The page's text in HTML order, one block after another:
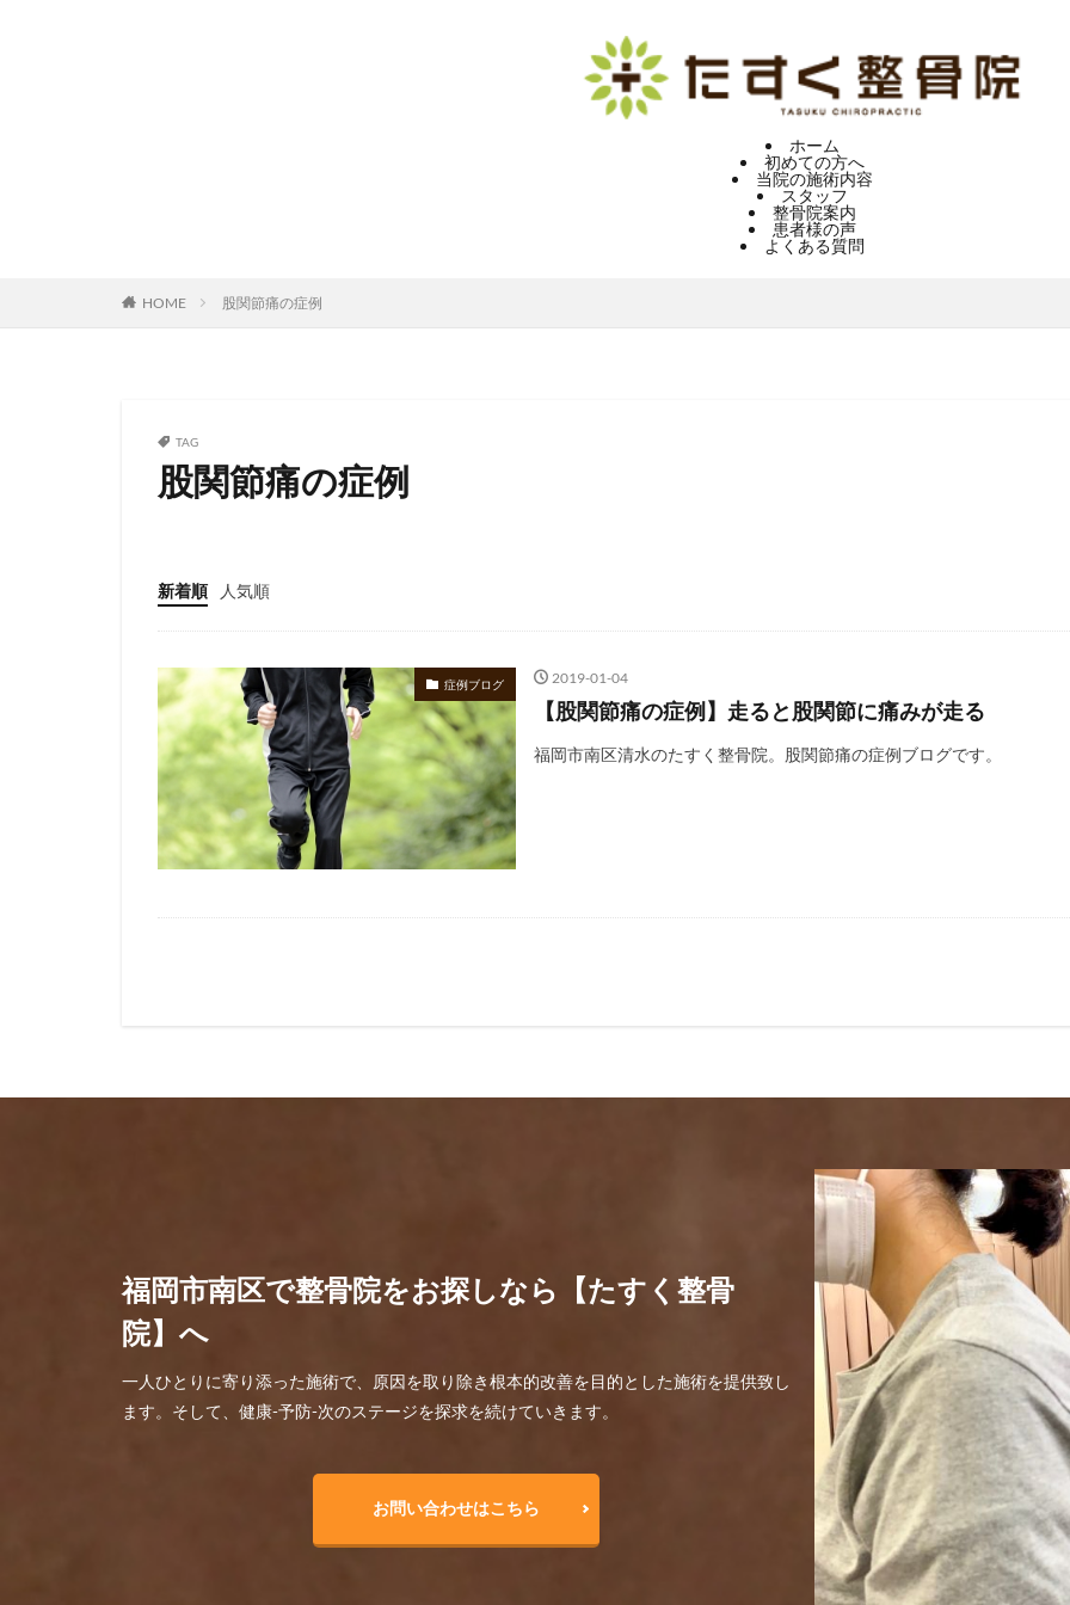
ホーム
初めての方へ
当院の施術内容
スタッフ
整骨院案内
患者様の声
よくある質問
HOME 股関節痛の症例
TAG
股関節痛の症例
新着順 人気順
症例ブログ 2019-01-04
【股関節痛の症例】走ると股関節に痛みが走る
福岡市南区清水のたすく整骨院。股関節痛の症例ブログです。
福岡市南区で整骨院をお探しなら【たすく整骨
院】へ
一人ひとりに寄り添った施術で、原因を取り除き根本的改善を目的とした施術を提供致し
ます。そして、健康-予防-次のステージを探求を続けていきます。
お問い合わせはこちら